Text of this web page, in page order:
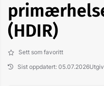
(HDIR)
Sett som favoritt
Sist oppdatert: 05.07.2026